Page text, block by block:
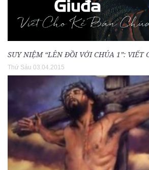
SUY NIỆM “LÊN ĐỒI VỚI CHÚA 1”: VIẾT
Thứ Sáu 03.04.2015